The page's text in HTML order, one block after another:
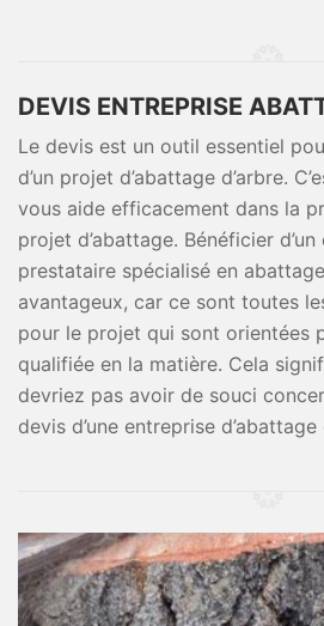
DEVIS ENTREPRISE
Le devis est un outil essentiel
d’un projet d’abattage d’arbre.
vous aide efficacement dans la
projet d’abattage. Bénéficier
prestataire spécialisé en
avantageux, car ce sont toutes
pour le projet qui sont orientées
qualifiée en la matière. Cela
devriez pas avoir de souci
devis d’une entreprise d’abattage